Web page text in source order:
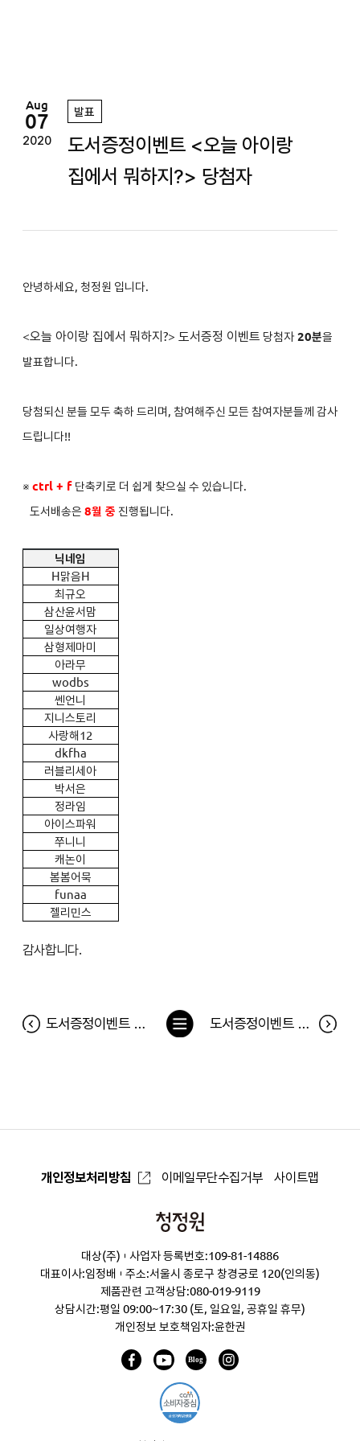
Aug
07
2020
발표
도서증정이벤트 <오늘 아이랑
집에서 뭐하지?> 당첨자
안녕하세요, 청정원 입니다.
<오늘 아이랑 집에서 뭐하지?> 도서증정 이벤트 당첨자 20분을
발표합니다.
당첨되신 분들 모두 축하 드리며, 참여해주신 모든 참여자분들께 감사
드립니다!!
※ ctrl + f 단축키로 더 쉽게 찾으실 수 있습니다.
도서배송은 8월 중 진행됩니다.
닉네임
H맑음H
최규오
삼산윤서맘
일상여행자
삼형제마미
아라무
wodbs
쎈언니
지니스토리
사랑해12
dkfha
러블리세아
박서은
정라임
아이스파워
쭈니니
캐논이
봄봄어묵
funaa
젤리민스
감사합니다.
도서증정이벤트 <나는 왜 네 말이 힘들까> 당첨자 도서증정이벤트 <에어프라이어 만능 레시피북> 당첨자
목
개인정보처리방침 이메일무단수집거부 사이트맵
청
원
대상(주)
사업자 등록번호:109-81-14886
대표이사:임정배
주소:서울시 종로구 창경궁로 120(인의동)
제품관련 고객상담:080-019-9119
상담시간:평일 09:00~17:30 (토, 일요일, 공휴일 휴무)
개인정보 보호책임자:윤한권